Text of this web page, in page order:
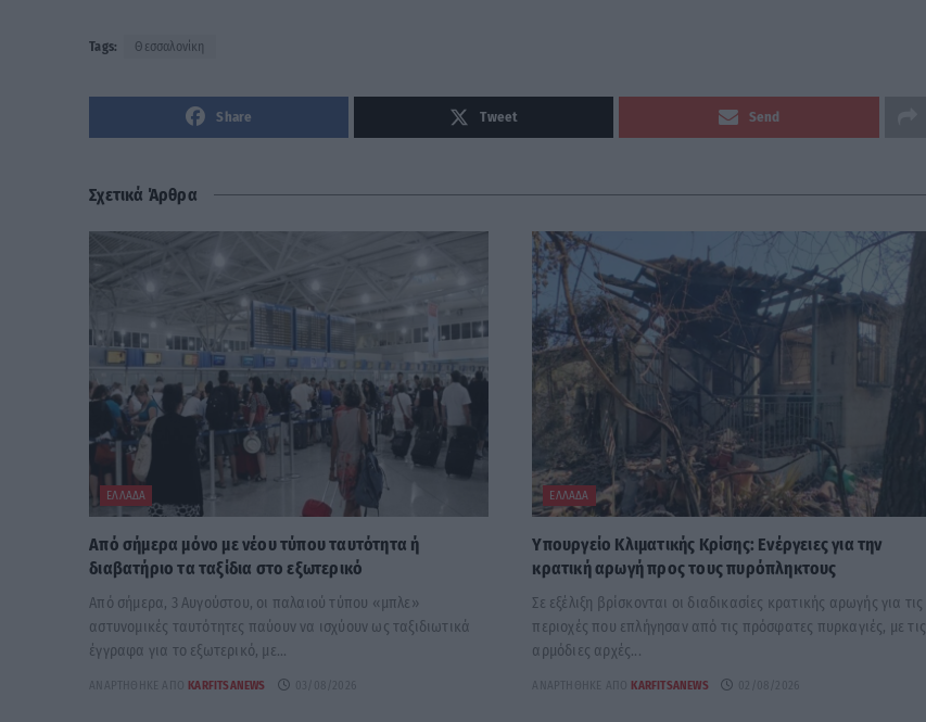
Tags: Θεσσαλονίκη
Share Tweet Send
Σχετικά Άρθρα
ΕΛΛΆΔΑ
Από σήμερα μόνο με νέου τύπου ταυτότητα ή
διαβατήριο τα ταξίδια στο εξωτερικό
Από σήμερα, 3 Αυγούστου, οι παλαιού τύπου «μπλε»
αστυνομικές ταυτότητες παύουν να ισχύουν ως ταξιδιωτικά
έγγραφα για το εξωτερικό, με...
KARFITSANEWS 03/08/2026
ΕΛΛΆΔΑ
Υπουργείο Κλιματικής Κρίσης: Ενέργειες για την
κρατική αρωγή προς τους πυρόπληκτους
Σε εξέλιξη βρίσκονται οι διαδικασίες κρατικής αρωγής για τις
περιοχές που επλήγησαν από τις πρόσφατες πυρκαγιές, με τις
αρμόδιες αρχές...
KARFITSANEWS 02/08/2026